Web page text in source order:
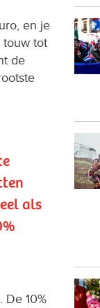
en je
touw tot
de
als
10%